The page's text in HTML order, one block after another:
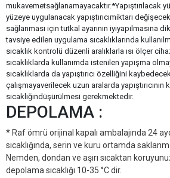
mukavemetsağlanamayacaktır.*Yapıştırılacak
yüzeye uygulanacak yapıştırıcımiktarı
sağlanması için tutkal ayarının iyiyapılmasına
tavsiye edilen uygulama sıcaklıklarında
sıcaklık kontrolü düzenli aralıklarla ısı ölçer
sıcaklıklarda kullanımda istenilen yapışma
sıcaklıklarda da yapıştırıcı özelliğini
çalışmayaverilecek uzun aralarda
sıcaklığındüşürülmesi gerekmektedir.
DEPOLAMA :
* Raf ömrü orijinal kapalı ambalajında 24
sıcaklığında, serin ve kuru ortamda
Nemden, dondan ve aşırı sıcaktan
depolama sıcaklığı 10-35 °C dir.